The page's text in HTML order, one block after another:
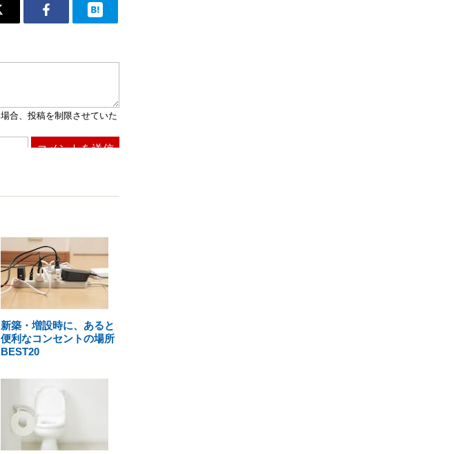
新築・増設時に、あると
便利なコンセントの場所
BEST20